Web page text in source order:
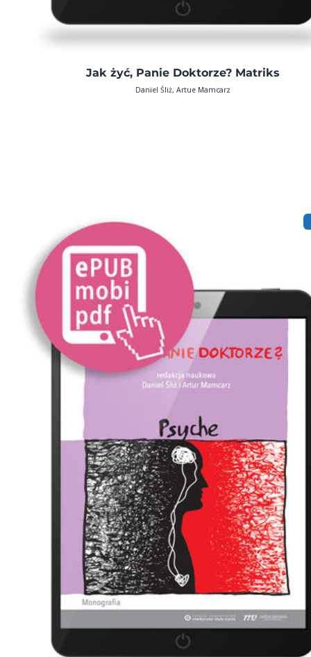
Jak żyć, Panie Doktorze? Matriks
Daniel Śliż, Artue Mamcarz